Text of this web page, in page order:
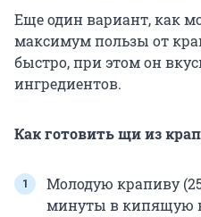
Еще один вариант, как
максимум пользы от
быстро, при этом он
ингредиентов.
Как готовить щи из
Молодую крапиву
минуты в кипящую